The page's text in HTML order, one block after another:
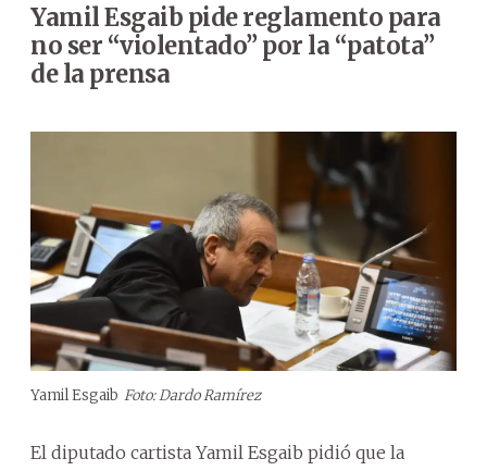
Yamil Esgaib pide reglamento para
no ser “violentado” por la “patota”
de la prensa
Yamil Esgaib Foto: Dardo Ramírez
El diputado cartista Yamil Esgaib pidió que la